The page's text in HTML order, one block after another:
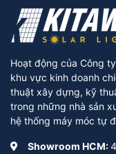
Hoạt động của Công
khu vực kinh doanh
thuật xây dựng, kỹ
trong những nhà sản
hệ thống máy móc tự
Showroom HCM: